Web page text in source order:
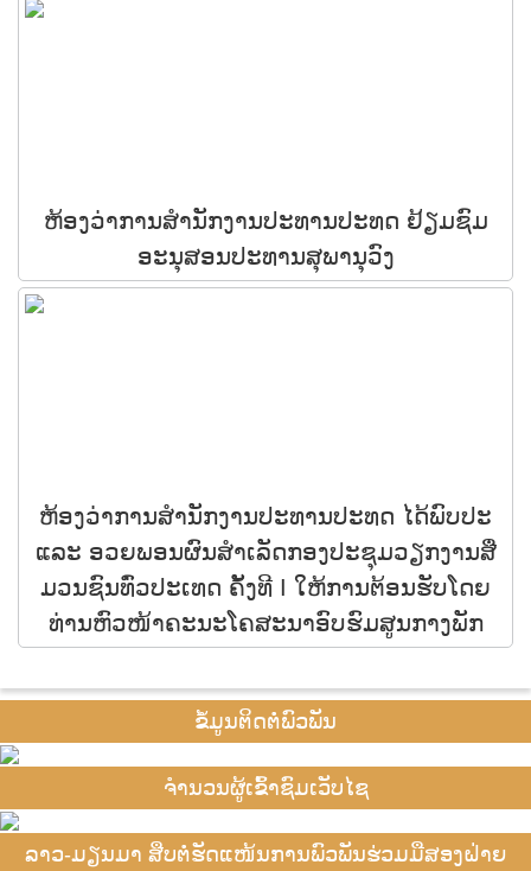
ຫ້ອງວ່າການສໍານັກງານປະທານປະທດ ຢ້ຽມຊົມ
ອະນຸສອນປະທານສຸພານຸວົງ
ຫ້ອງວ່າການສໍານັກງານປະທານປະທດ ໄດ້ພົບປະ
ແລະ ອວຍພອນຜົນສຳເລັດກອງປະຊຸມວຽກງານສື່
ມວນຊົນທົ່ວປະເທດ ຄັ້ງທີ I ໃຫ້ການຕ້ອນຮັບໂດຍ
ທ່ານຫົວໜ້າຄະນະໂຄສະນາອົບຮົມສູນກາງພັກ
ຂໍ້ມູນຕິດຕໍ່ພົວພັນ
ຈຳນວນຜູ້ເຂົ້າຊົມເວັບໄຊ
ລາວ-ມຽນມາ ສືບຕໍ່ຮັດແໜ້ນການພົວພັນຮ່ວມມືສອງຝ່າຍ